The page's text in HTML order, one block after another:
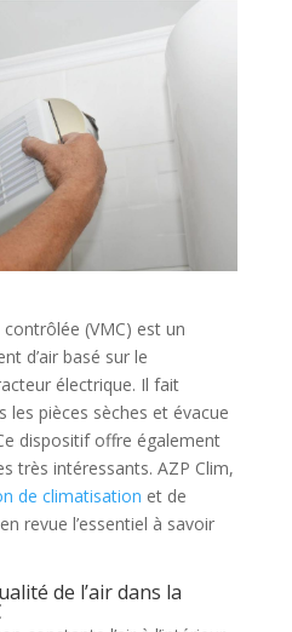
(VMC) est un
d’air basé sur le
électrique. Il fait
les pièces sèches et évacue
dispositif offre également
très intéressants. AZP Clim,
de climatisation et de
revue l’essentiel à savoir
de l’air dans la